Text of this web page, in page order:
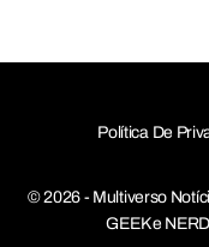
Política De
© 2026 - Multiverso
GEEK e